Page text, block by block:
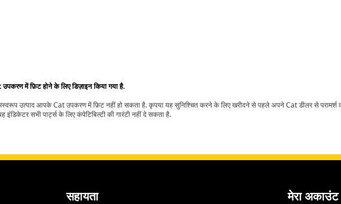
में फ़िट होने के लिए डिज़ाइन किया गया है.
उत्पाद आपके Cat उपकरण में फ़िट नहीं हो सकता है. कृपया यह सुनिश्चित करने के लिए खरीदने से पहले अपने Cat डीलर से
सभी पार्ट्स के लिए कंपेटिबिल्टी की गारंटी नहीं दे सकता है.
सहायता मेरा अकाउंट